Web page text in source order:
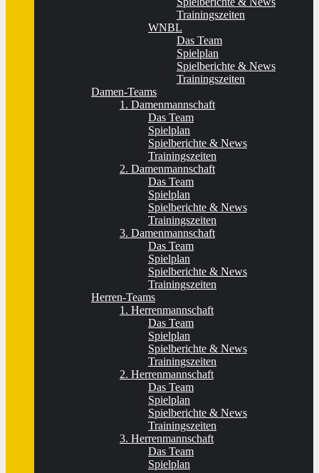
Trainingszeiten
WNBL
Das Team
Spielplan
Spielberichte & News
Trainingszeiten
Damen-Teams
1. Damenmannschaft
Das Team
Spielplan
Spielberichte & News
Trainingszeiten
2. Damenmannschaft
Das Team
Spielplan
Spielberichte & News
Trainingszeiten
3. Damenmannschaft
Das Team
Spielplan
Spielberichte & News
Trainingszeiten
Herren-Teams
1. Herrenmannschaft
Das Team
Spielplan
Spielberichte & News
Trainingszeiten
2. Herrenmannschaft
Das Team
Spielplan
Spielberichte & News
Trainingszeiten
3. Herrenmannschaft
Das Team
Spielplan